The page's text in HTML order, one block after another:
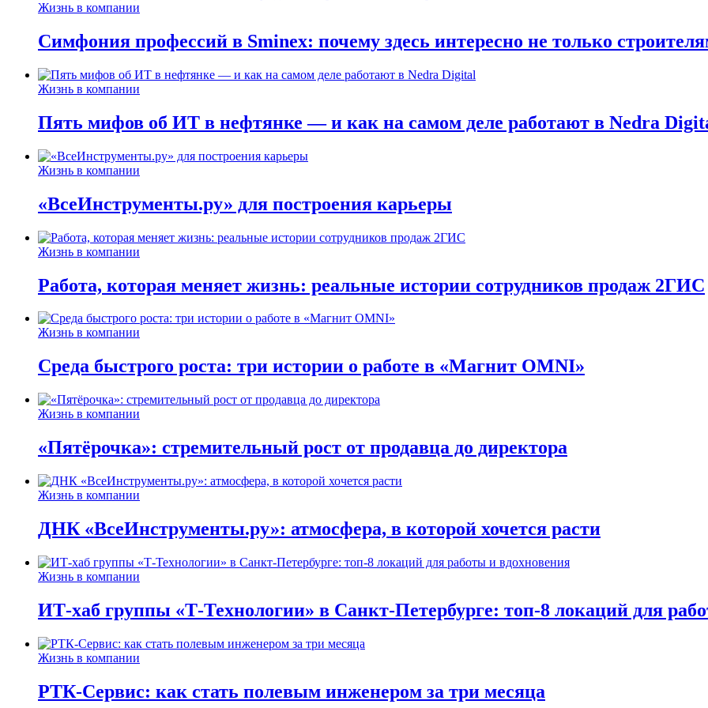
Жизнь в компании
Симфония профессий в Sminex: почему здесь интересно не только
Жизнь в компании
Пять мифов об ИТ в нефтянке — и как на самом деле работают в Nedra
Жизнь в компании
«ВсеИнструменты.ру» для построения карьеры
Жизнь в компании
Работа, которая меняет жизнь: реальные истории сотрудников продаж 2ГИС
Жизнь в компании
Среда быстрого роста: три истории о работе в «Магнит OMNI»
Жизнь в компании
«Пятёрочка»: стремительный рост от продавца до директора
Жизнь в компании
ДНК «ВсеИнструменты.ру»: атмосфера, в которой хочется расти
Жизнь в компании
ИТ-хаб группы «Т-Технологии» в Санкт-Петербурге: топ-8 локаций для
Жизнь в компании
РТК-Сервис: как стать полевым инженером за три месяца